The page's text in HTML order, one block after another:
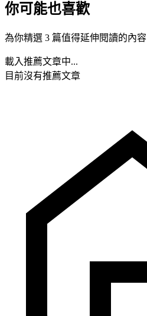
你可能也喜歡
為你精選 3 篇值得延伸閱讀的內容
載入推薦文章中...
目前沒有推薦文章